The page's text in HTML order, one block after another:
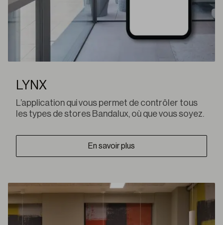
LYNX
L’application qui vous permet de contrôler tous
les types de stores Bandalux, où que vous soyez.
En savoir plus